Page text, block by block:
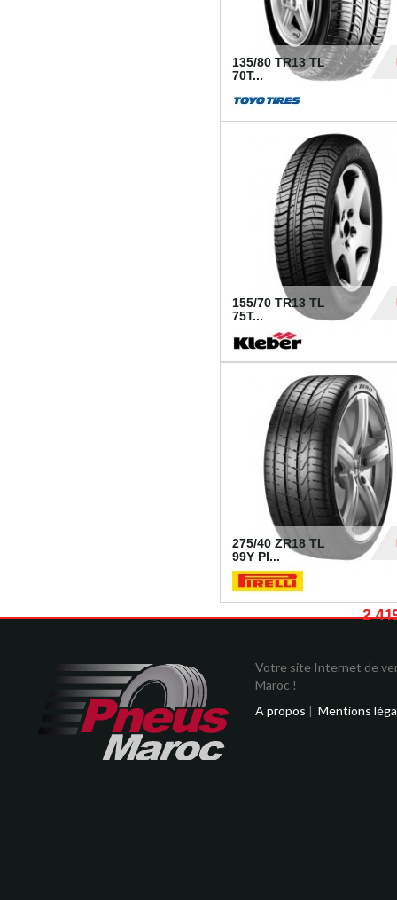
135/80 TR13 TL
70T...
155/70 TR13 TL
75T...
275/40 ZR18 TL
99Y PI...
2
Votre site Internet de
Maroc !
A propos | Mentions